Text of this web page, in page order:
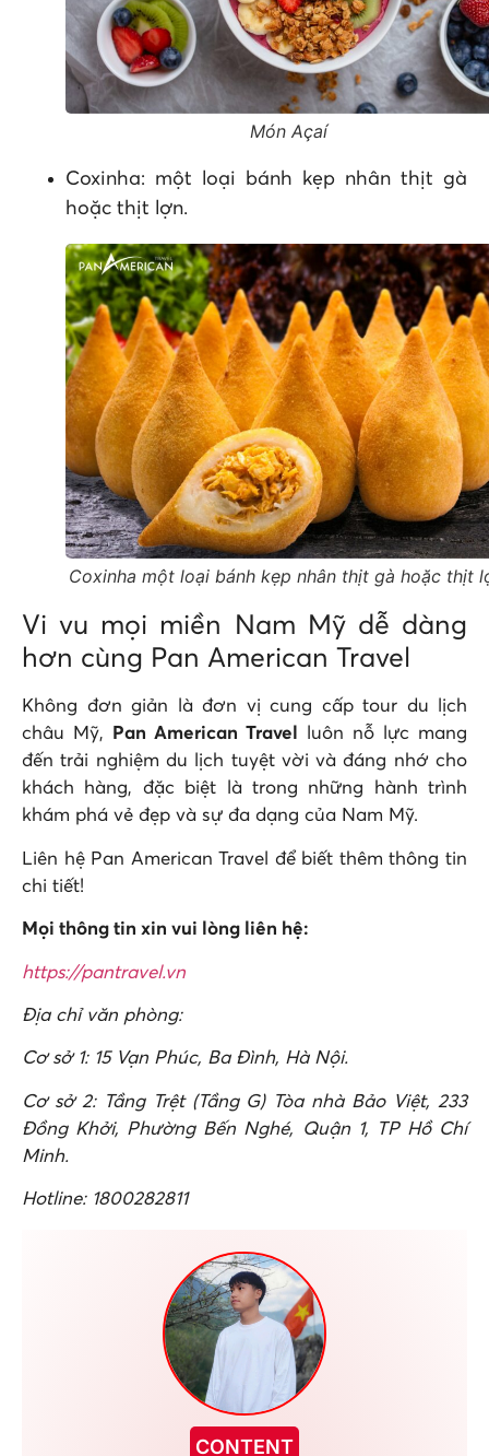
Món Açaí
Coxinha: một loại bánh kẹp nhân thịt gà
hoặc thịt lợn.
Coxinha một loại bánh kẹp nhân thịt gà hoặc thịt
Vi vu mọi miền Nam Mỹ dễ dàng
hơn cùng Pan American Travel
Không đơn giản là đơn vị cung cấp tour du lịch
châu Mỹ, Pan American Travel luôn nỗ lực mang
đến trải nghiệm du lịch tuyệt vời và đáng nhớ cho
khách hàng, đặc biệt là trong những hành trình
khám phá vẻ đẹp và sự đa dạng của Nam Mỹ.
Liên hệ Pan American Travel để biết thêm thông tin
chi tiết!
Mọi thông tin xin vui lòng liên hệ:
https://pantravel.vn
Địa chỉ văn phòng:
Cơ sở 1: 15 Vạn Phúc, Ba Đình, Hà Nội.
Cơ sở 2: Tầng Trệt (Tầng G) Tòa nhà Bảo Việt, 233
Đồng Khởi, Phường Bến Nghé, Quận 1, TP Hồ Chí
Minh.
Hotline: 1800282811
CONTENT